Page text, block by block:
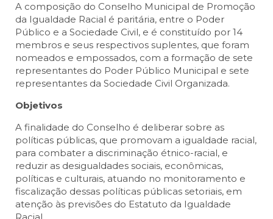
A composição do Conselho Municipal de Promoção
da Igualdade Racial é paritária, entre o Poder
Público e a Sociedade Civil, e é constituído por 14
membros e seus respectivos suplentes, que foram
nomeados e empossados, com a formação de sete
representantes do Poder Público Municipal e sete
representantes da Sociedade Civil Organizada.
Objetivos
A finalidade do Conselho é deliberar sobre as
políticas públicas, que promovam a igualdade racial,
para combater a discriminação étnico-racial, e
reduzir as desigualdades sociais, econômicas,
políticas e culturais, atuando no monitoramento e
fiscalização dessas políticas públicas setoriais, em
atenção às previsões do Estatuto da Igualdade